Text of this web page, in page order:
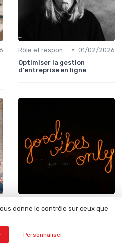
• 01/02/2026
Optimiser la gestion
d'entreprise en ligne
donne le contrôle sur ceux que
Personnaliser